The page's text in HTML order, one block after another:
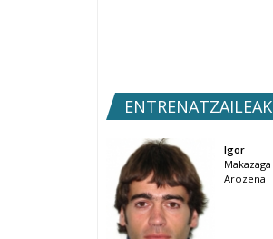
ENTRENATZAILEAK
Igor
Makazaga
Arozena